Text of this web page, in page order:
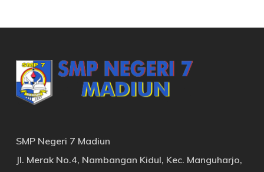
SMP Negeri 7 Madiun
Jl. Merak No.4, Nambangan Kidul, Kec. Manguharjo,